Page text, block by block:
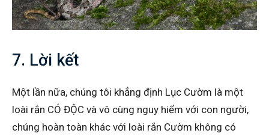
7. Lời kết
Một lần nữa, chúng tôi khẳng định Lục Cườm là một
loài rắn CÓ ĐỘC và vô cùng nguy hiểm với con người,
chúng hoàn toàn khác với loài rắn Cườm không có